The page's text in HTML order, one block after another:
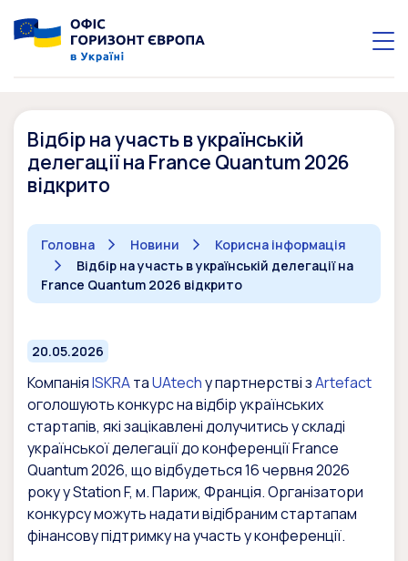
Відбір на участь в українській
делегації на France Quantum 2026
відкрито
Головна Новини
Корисна інформація
Відбір на участь в українській делегації на
France Quantum 2026 відкрито
20.05.2026
КомпаніяISKRAтаUAtechу партнерстві зArtefact
оголошують конкурс на відбір українських
стартапів, які зацікавлені долучитись у складі
української делегації до конференції France
Quantum 2026, що відбудеться 16 червня 2026
року у Station F, м. Париж, Франція. Організатори
конкурсу можуть надати відібраним стартапам
фінансову підтримку на участь у конференції.